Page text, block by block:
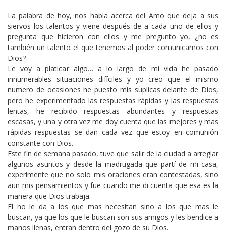
La palabra de hoy, nos habla acerca del Amo que deja a sus
siervos los talentos y viene después de a cada uno de ellos y
pregunta que hicieron con ellos y me pregunto yo, ¿no es
también un talento el que tenemos al poder comunicarnos con
Dios?
Le voy a platicar algo… a lo largo de mi vida he pasado
innumerables situaciones difíciles y yo creo que el mismo
numero de ocasiones he puesto mis suplicas delante de Dios,
pero he experimentado las respuestas rápidas y las respuestas
lentas, he recibido respuestas abundantes y respuestas
escasas, y una y otra vez me doy cuenta que las mejores y mas
rápidas respuestas se dan cada vez que estoy en comunión
constante con Dios.
Este fin de semana pasado, tuve que salir de la ciudad a arreglar
algunos asuntos y desde la madrugada que partí de mi casa,
experimente que no solo mis oraciones eran contestadas, sino
aun mis pensamientos y fue cuando me di cuenta que esa es la
manera que Dios trabaja.
El no le da a los que mas necesitan sino a los que mas le
buscan, ya que los que le buscan son sus amigos y les bendice a
manos llenas, entran dentro del gozo de su Dios.